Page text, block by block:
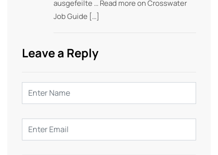
ausgefeilte … Read more on Crosswater
Job Guide […]
Leave a Reply